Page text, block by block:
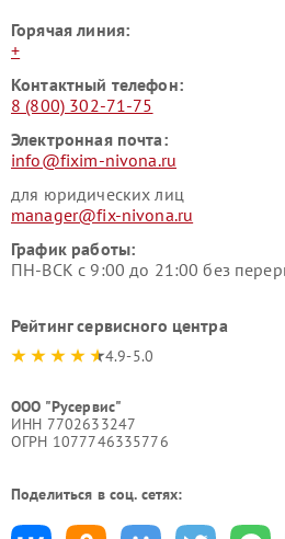
Горячая линия:
+
Контактный телефон:
8 (800) 302-71-75
Электронная почта:
info@fixim-nivona.ru
для юридических лиц
manager@fix-nivona.ru
График работы:
ПН-ВСК с 9:00 до 21:00 без
Рейтинг сервисного центра
4.9-5.0
ООО "Русервис"
ИНН 7702633247
ОГРН 1077746335776
Поделиться в соц. сетях: